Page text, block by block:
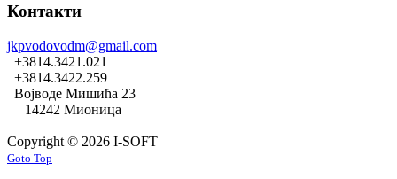
Контакти
jkpvodovodm@gmail.com
+3814.3421.021
+3814.3422.259
Војводе Мишића 23
14242 Мионица
Copyright © 2026 I-SOFT
Goto Top